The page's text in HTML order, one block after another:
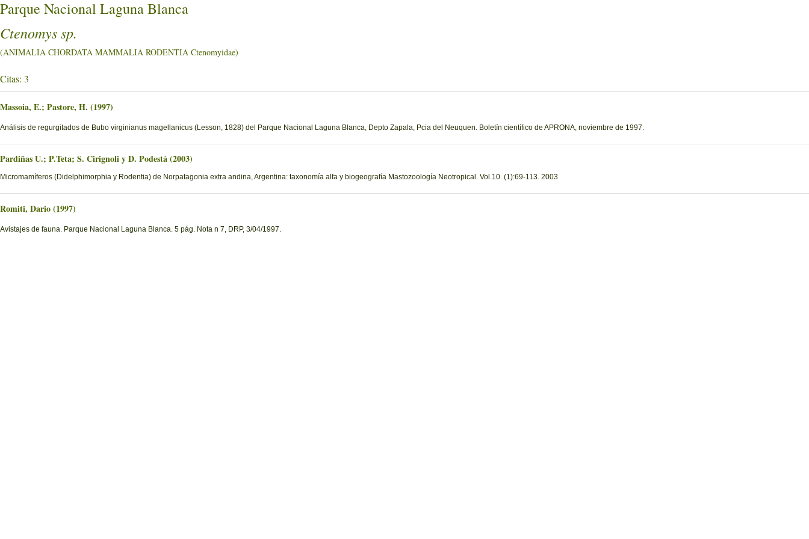
Parque Nacional Laguna Blanca
Ctenomys sp.
(ANIMALIA CHORDATA MAMMALIA RODENTIA Ctenomyidae)
Citas: 3
Massoia, E.; Pastore, H. (1997)
Análisis de regurgitados de Bubo virginianus magellanicus (Lesson, 1828) del Parque Nacional Laguna Blanca, Depto Zapala, Pcia del Neuquen. Boletín científico de APRONA, noviembre de 1997.
Pardiñas U.; P.Teta; S. Cirignoli y D. Podestá (2003)
Micromamíferos (Didelphimorphia y Rodentia) de Norpatagonia extra andina, Argentina: taxonomía alfa y biogeografía Mastozoología Neotropical. Vol.10. (1):69-113. 2003
Romiti, Dario (1997)
Avistajes de fauna. Parque Nacional Laguna Blanca. 5 pág. Nota n 7, DRP, 3/04/1997.